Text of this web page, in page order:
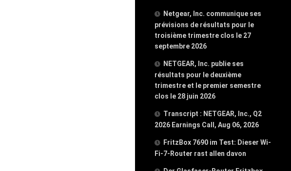
Netgear, Inc. communique ses
prévisions de résultats pour le
troisième trimestre clos le 27
septembre 2026
NETGEAR, Inc. publie ses
résultats pour le deuxième
trimestre et le premier semestre
clos le 28 juin 2026
Transcript : NETGEAR, Inc., Q2
2026 Earnings Call, Aug 06, 2026
FritzBox 7690 im Test: Dieser Wi-
Fi-7-Router rast allen davon